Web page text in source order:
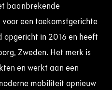
baanbrekende
een toekomstgerichte
opgericht in 2016 en heeft
Zweden. Het merk is
en werkt aan een
mobiliteit opnieuw